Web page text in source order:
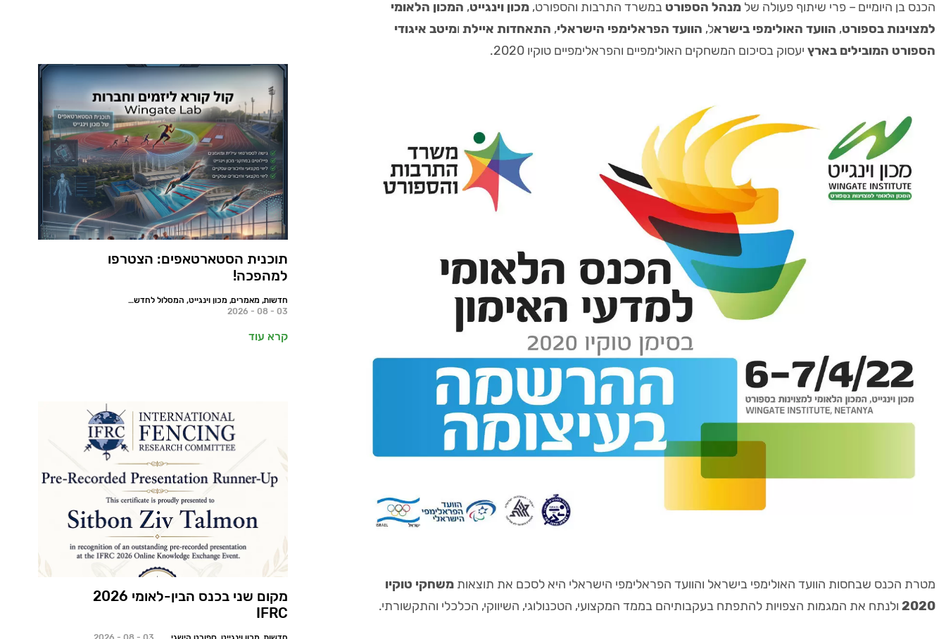
הכנס בן היומיים – פרי שיתוף פעולה של מנהל הספורט במשרד התרבות והספורט, מכון וינגייט, המכון הלאומי
למצוינות בספורט, הוועד האולימפי בישראל, הוועד הפראלימפי הישראלי, התאחדות איילת ומיטב איגודי
הספורט המובילים בארץ יעסוק בסיכום המשחקים האולימפיים והפראלימפיים טוקיו 2020.
מטרת הכנס שבחסות הוועד האולימפי בישראל והוועד הפראלימפי הישראלי היא לסכם את תוצאות משחקי טוקיו
2020 ולנתח את המגמות הצפויות להתפתח בעקבותיהם בממד המקצועי, הטכנולוגי, השיווקי, הכלכלי והתקשורתי.
תוכנית הסטארטאפים: הצטרפו
למהפכה!
חדשות, מאמרים, מכון וינגייט, המסלול לחדשנות, ספורט הישגי
03 - 08 - 2026
קרא עוד
מקום שני בכנס הבין-לאומי 2026
IFRC